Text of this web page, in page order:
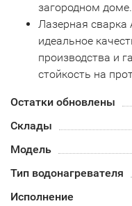
загородном доме.
Лазерная сварка
идеальное
производства и
стойкость на
Остатки обновлены
Склады
Модель
Тип водонагревателя
Исполнение